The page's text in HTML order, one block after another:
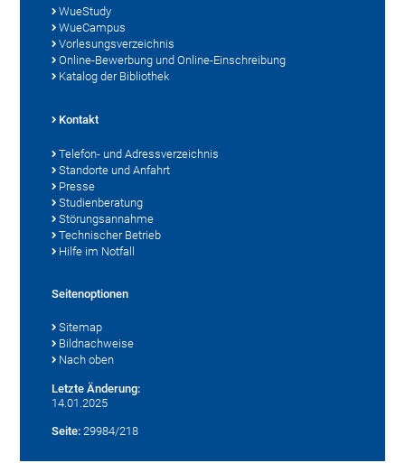
WueStudy
WueCampus
Vorlesungsverzeichnis
Online-Bewerbung und Online-Einschreibung
Katalog der Bibliothek
Kontakt
Telefon- und Adressverzeichnis
Standorte und Anfahrt
Presse
Studienberatung
Störungsannahme
Technischer Betrieb
Hilfe im Notfall
Seitenoptionen
Sitemap
Bildnachweise
Nach oben
Letzte Änderung:
14.01.2025
Seite: 29984/218